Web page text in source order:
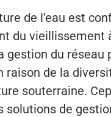
de l’eau est
du vieillissement
gestion du réseau
raison de la
souterraine.
solutions de